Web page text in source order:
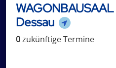
WAGONBAUSAAL
Dessau
0zukünftigeTermine